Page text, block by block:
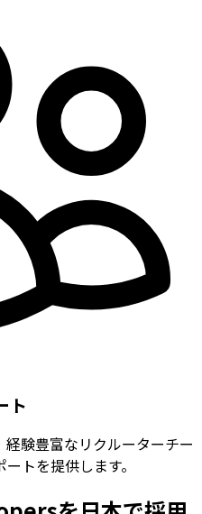
ト
験豊富なリクルーターチー
トを提供します。